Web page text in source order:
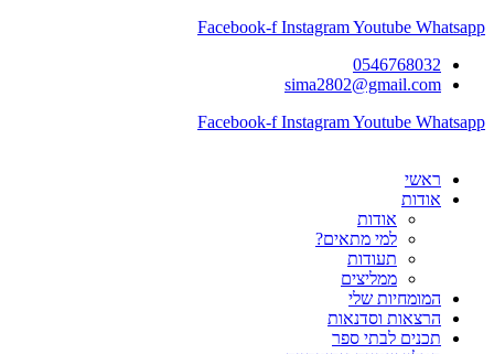
Facebook-f InstagramYoutube Whatsapp
0546768032
sima2802@gmail.com
Facebook-f InstagramYoutube Whatsapp
ראשי
אודות
אודות
למי מתאים?
תעודות
ממליצים
המומחיות שלי
הרצאות וסדנאות
תכנים לבתי ספר